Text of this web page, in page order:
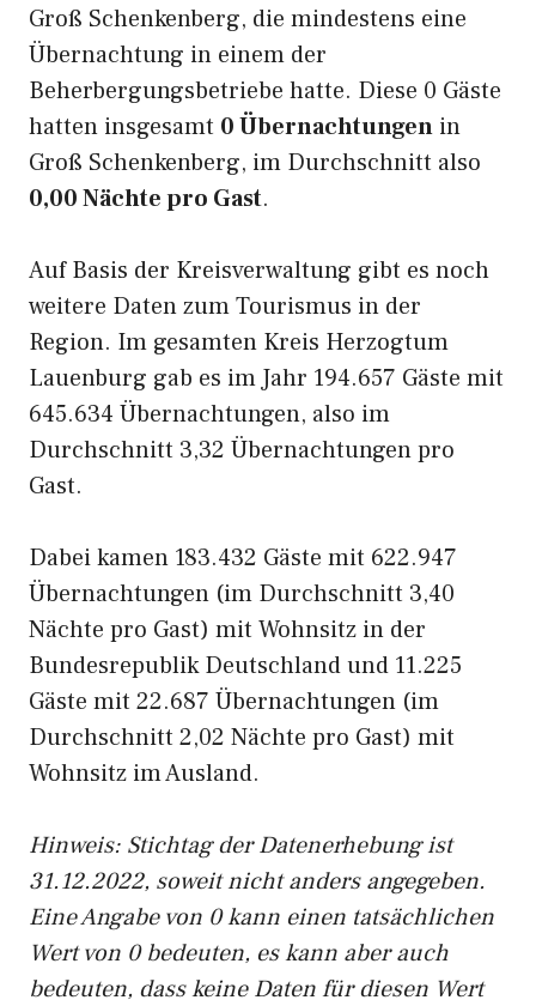
Groß Schenkenberg, die mindestens eine
Übernachtung in einem der
Beherbergungsbetriebe hatte. Diese 0 Gäste
hatten insgesamt 0 Übernachtungen in
Groß Schenkenberg, im Durchschnitt also
0,00 Nächte pro Gast.
Auf Basis der Kreisverwaltung gibt es noch
weitere Daten zum Tourismus in der
Region. Im gesamten Kreis Herzogtum
Lauenburg gab es im Jahr 194.657 Gäste mit
645.634 Übernachtungen, also im
Durchschnitt 3,32 Übernachtungen pro
Gast.
Dabei kamen 183.432 Gäste mit 622.947
Übernachtungen (im Durchschnitt 3,40
Nächte pro Gast) mit Wohnsitz in der
Bundesrepublik Deutschland und 11.225
Gäste mit 22.687 Übernachtungen (im
Durchschnitt 2,02 Nächte pro Gast) mit
Wohnsitz im Ausland.
Hinweis: Stichtag der Datenerhebung ist
31.12.2022, soweit nicht anders angegeben.
Eine Angabe von 0 kann einen tatsächlichen
Wert von 0 bedeuten, es kann aber auch
bedeuten, dass keine Daten für diesen Wert